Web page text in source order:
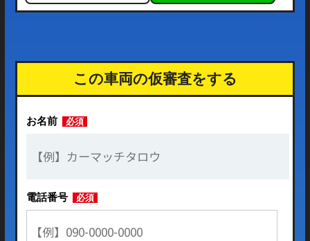
この車両の仮審査をする
お名前 必須
電話番号 必須